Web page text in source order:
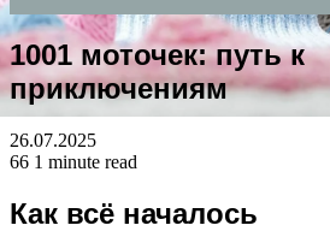
for
1001 моточек: путь к
приключениям
26.07.2025
66 1 minute read
Как всё началось